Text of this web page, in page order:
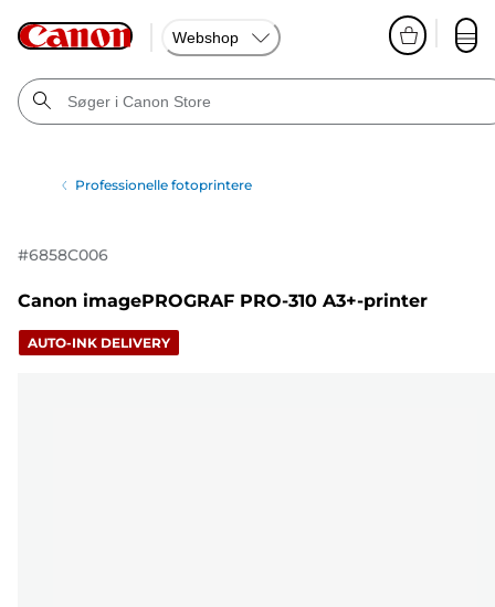
Webshop
Professionelle fotoprintere
#6858C006
Canon imagePROGRAF PRO-310 A3+-printer
AUTO-INK DELIVERY